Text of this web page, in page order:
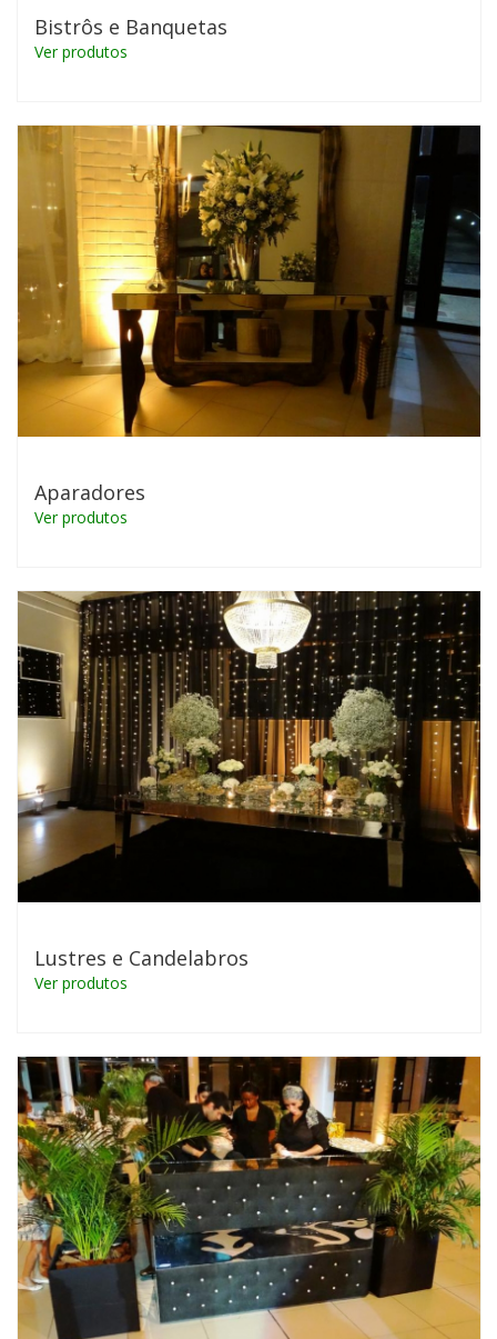
Bistrôs e Banquetas
Ver produtos
Aparadores
Ver produtos
Lustres e Candelabros
Ver produtos